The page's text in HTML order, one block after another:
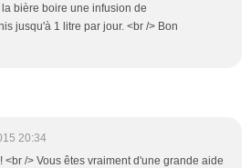
bière boire une infusion de
jusqu'à 1 litre par jour. <br /> Bon
20:34
<br /> Vous êtes vraiment d'une grande aide